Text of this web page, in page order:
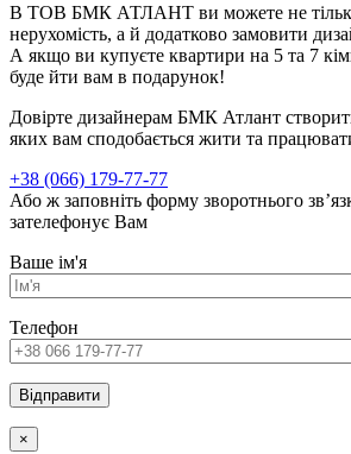
В ТОВ БМК АТЛАНТ ви можете не
нерухомість, а й додатково замовити
А якщо ви купуєте квартири на 5 та 7
буде йти вам в подарунок!
Довірте дизайнерам БМК Атлант
яких вам сподобається жити та
+38 (066) 179-77-77
Або ж заповніть форму зворотнього
зателефонує Вам
Ваше ім'я
Телефон
×